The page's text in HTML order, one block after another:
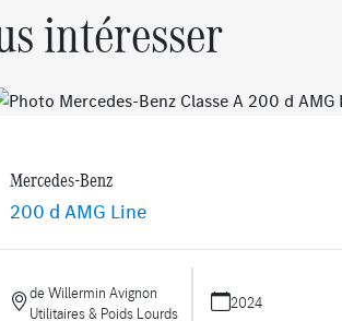
intéresser
Mercedes-Benz
200 d AMG Line
de Willermin Avignon
Utilitaires & Poids Lourds
2024